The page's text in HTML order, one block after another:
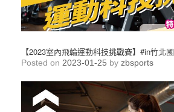
【2023室內飛輪運動科技挑戰賽】#in竹北
Posted on 2023-01-25 by zbsports